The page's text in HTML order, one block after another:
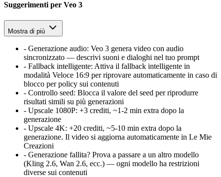
Suggerimenti per Veo 3
Mostra di più
- Generazione audio: Veo 3 genera video con audio
sincronizzato — descrivi suoni e dialoghi nel tuo prompt
- Fallback intelligente: Attiva il fallback intelligente in
modalità Veloce 16:9 per riprovare automaticamente in caso di
blocco per policy sui contenuti
- Controllo seed: Blocca il valore del seed per riprodurre
risultati simili su più generazioni
- Upscale 1080P: +3 crediti, ~1-2 min extra dopo la
generazione
- Upscale 4K: +20 crediti, ~5-10 min extra dopo la
generazione. Il video si aggiorna automaticamente in Le Mie
Creazioni
- Generazione fallita? Prova a passare a un altro modello
(Kling 2.6, Wan 2.6, ecc.) — ogni modello ha restrizioni
diverse sui contenuti